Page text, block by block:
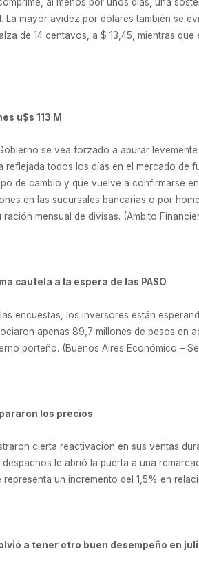
mayor avidez por dólares también se
de 14 centavos, a $ 13,45, mientras
u$s 113 M
se vea forzado a apurar
reflejada todos los días en el mercado de
de cambio y que vuelve a confirmarse
en las sucursales bancarias o por
mensual de divisas. (Ambito
cautela a la espera de las PASO
encuestas, los inversores están
apenas 89,7 millones de pesos en
porteño. (Buenos Aires Económico –
los precios
cierta reactivación en sus ventas
le abrió la puerta a una
un incremento del 1,5% en
a tener otro buen desempeño en